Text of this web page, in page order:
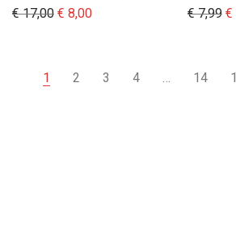
€17,00 Il prezzo originale era: € 17,00.
€ 8,00Il prezzo attuale è: € 8,00.
€7,99 Il
€
1 2 3 4 … 14